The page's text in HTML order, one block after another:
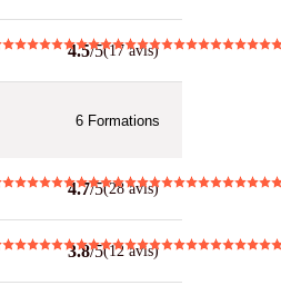
4.5/5(17 avis)
6 Formations
4.7/5(28 avis)
3.8/5(12 avis)